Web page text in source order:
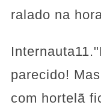
ralado na
parecido!
com hortelã